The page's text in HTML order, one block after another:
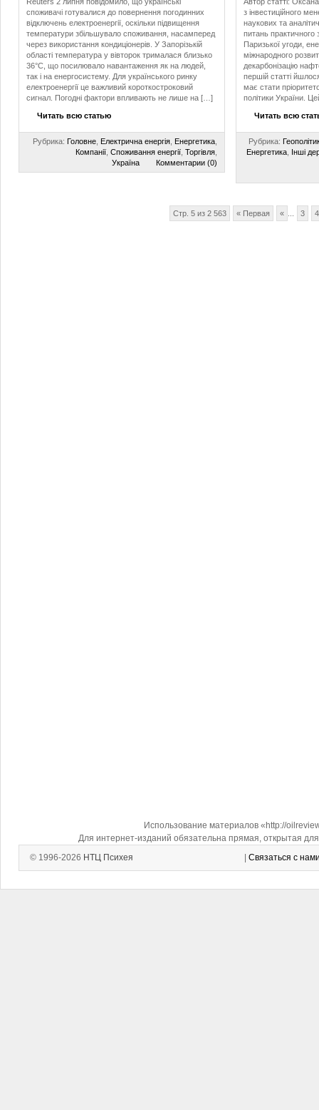
споживачі готувалися до повернення погодинних
відключень електроенергії, оскільки підвищення
температури збільшувало споживання, насамперед
через використання кондиціонерів. У Запорізькій
області температура у вівторок трималася близько
36°C, що посилювало навантаження як на людей,
так і на енергосистему. Для українського ринку
електроенергії це важливий короткостроковий
сигнал. Погодні фактори впливають не лише на […]
Читать всю статью
Рубрика: Головне Електрична енергія Енергетика
Компанії Споживання енергії Торгівля
Україна
Комментарии (0)
з інвестиційного
наукових та
питань практичного
Паризької угоди,
міжнародного
декарбонізацію
першій статті
має стати
політики України.
Читать всю
Рубрика:
Енергетика Інші
Стр. 5 из 2 563 « Первая « 3 4
Использование материалов «http://
Для интернет-изданий обязательна прямая, открытая
© 1996-2026 НТЦ Психея Связаться с